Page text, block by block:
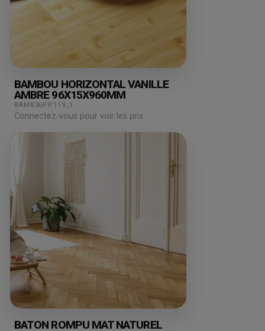
BAMBOU HORIZONTAL VANILLE
AMBRE 96X15X960MM
BAMB36PP119_1
Connectez-vous pour voir les prix.
BATON ROMPU MAT NATUREL